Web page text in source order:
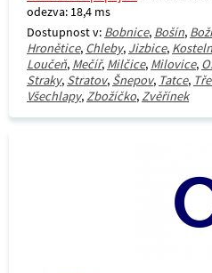
odezva: 18,4 ms
Dostupnost v: Bobnice, Bošín,
Hronětice, Chleby, Jizbice,
Loučeň, Mečíř, Milčice, Milovice,
Straky, Stratov, Šnepov, Tatce,
Všechlapy,Zbožíčko,Zvěřínek